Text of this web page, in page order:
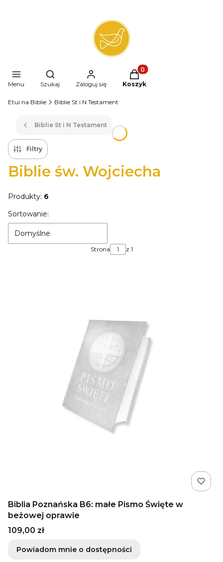
Menu
Otwórz wyszukiwarkę
Szukaj Zaloguj się
Produkty w koszyku: 0.
Koszyk
Etui na Biblie Biblie St i N Testament
Biblie St i N Testament
Filtry
Biblie św. Wojciecha
Produkty: 6
Lista produktów
Sortowanie:
Domyślne
Strona z 1
Biblia Poznańska B6: małe Pismo Święte w
beżowej oprawie
Cena
109,00 zł
Powiadom mnie o dostępności